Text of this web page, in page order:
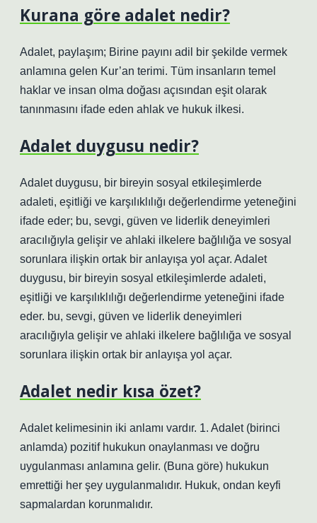
Kurana göre adalet nedir?
Adalet, paylaşım; Birine payını adil bir şekilde vermek
anlamına gelen Kur’an terimi. Tüm insanların temel
haklar ve insan olma doğası açısından eşit olarak
tanınmasını ifade eden ahlak ve hukuk ilkesi.
Adalet duygusu nedir?
Adalet duygusu, bir bireyin sosyal etkileşimlerde
adaleti, eşitliği ve karşılıklılığı değerlendirme yeteneğini
ifade eder; bu, sevgi, güven ve liderlik deneyimleri
aracılığıyla gelişir ve ahlaki ilkelere bağlılığa ve sosyal
sorunlara ilişkin ortak bir anlayışa yol açar. Adalet
duygusu, bir bireyin sosyal etkileşimlerde adaleti,
eşitliği ve karşılıklılığı değerlendirme yeteneğini ifade
eder. bu, sevgi, güven ve liderlik deneyimleri
aracılığıyla gelişir ve ahlaki ilkelere bağlılığa ve sosyal
sorunlara ilişkin ortak bir anlayışa yol açar.
Adalet nedir kısa özet?
Adalet kelimesinin iki anlamı vardır. 1. Adalet (birinci
anlamda) pozitif hukukun onaylanması ve doğru
uygulanması anlamına gelir. (Buna göre) hukukun
emrettiği her şey uygulanmalıdır. Hukuk, ondan keyfi
sapmalardan korunmalıdır.